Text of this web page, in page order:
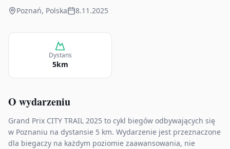
Poznań, Polska 8.11.2025
Dystans
5km
O wydarzeniu
Grand Prix CITY TRAIL 2025 to cykl biegów odbywających się
w Poznaniu na dystansie 5 km. Wydarzenie jest przeznaczone
dla biegaczy na każdym poziomie zaawansowania, nie